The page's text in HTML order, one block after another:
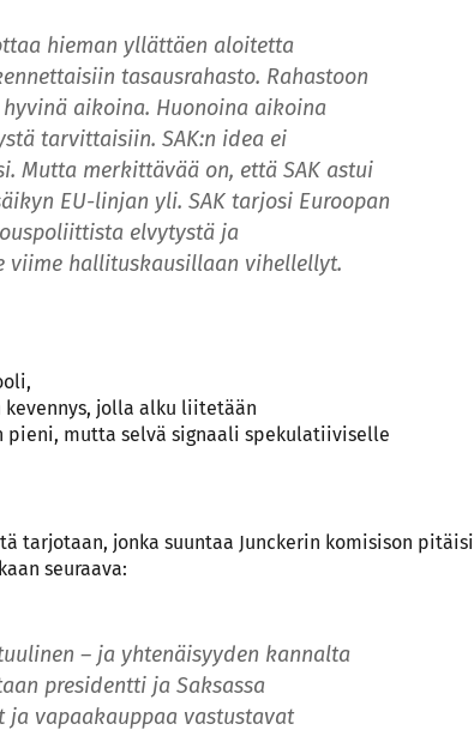
hieman yllättäen aloitetta
tasausrahasto. Rahastoon
aikoina. Huonoina aikoina
tarvittaisiin. SAK:n idea ei
Mutta merkittävää on, että SAK astui
EU-linjan yli. SAK tarjosi Euroopan
elvytystä ja
viime hallituskausillaan vihellellyt.
kevennys, jolla alku liitetään
mutta selvä signaali spekulatiiviselle
tarjotaan, jonka suuntaa Junckerin komisison pitäisi
seuraava:
– ja yhtenäisyyden kannalta
presidentti ja Saksassa
vapaakauppaa vastustavat